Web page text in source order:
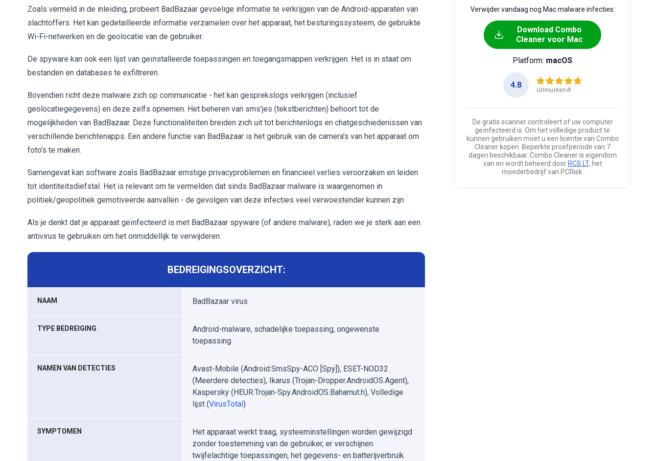
Zoals vermeld in de inleiding, probeert BadBazaar gevoelige informatie te verkrijgen van de Android-apparaten van
slachtoffers. Het kan gedetailleerde informatie verzamelen over het apparaat, het besturingssysteem, de gebruikte
Wi-Fi-netwerken en de geolocatie van de gebruiker.
De spyware kan ook een lijst van geïnstalleerde toepassingen en toegangsmappen verkrijgen. Het is in staat om
bestanden en databases te exfiltreren.
Bovendien richt deze malware zich op communicatie - het kan gesprekslogs verkrijgen (inclusief
geolocatiegegevens) en deze zelfs opnemen. Het beheren van sms'jes (tekstberichten) behoort tot de
mogelijkheden van BadBazaar. Deze functionaliteiten breiden zich uit tot berichtenlogs en chatgeschiedenissen van
verschillende berichtenapps. Een andere functie van BadBazaar is het gebruik van de camera's van het apparaat om
foto's te maken.
Samengevat kan software zoals BadBazaar ernstige privacyproblemen en financieel verlies veroorzaken en leiden
tot identiteitsdiefstal. Het is relevant om te vermelden dat sinds BadBazaar malware is waargenomen in
politiek/geopolitiek gemotiveerde aanvallen - de gevolgen van deze infecties veel verwoestender kunnen zijn.
Als je denkt dat je apparaat geïnfecteerd is met BadBazaar spyware (of andere malware), raden we je sterk aan een
antivirus te gebruiken om het onmiddellijk te verwijderen.
BEDREIGINGSOVERZICHT:
NAAM BadBazaar virus
TYPE BEDREIGING
Android-malware, schadelijke toepassing, ongewenste
toepassing.
NAMEN VAN DETECTIES
Avast-Mobile (Android:SmsSpy-ACO [Spy]), ESET-NOD32
(Meerdere detecties), Ikarus (Trojan-Dropper.AndroidOS.Agent),
Kaspersky (HEUR:Trojan-Spy.AndroidOS.Bahamut.h), Volledige
lijst (VirusTotal)
SYMPTOMEN
Het apparaat werkt traag, systeeminstellingen worden gewijzigd
zonder toestemming van de gebruiker, er verschijnen
twijfelachtige toepassingen, het gegevens- en batterijverbruik
Verwijder vandaag nog Mac malware infecties:
Download Combo
Cleaner voor Mac
Platform: macOS
4.8
Uitmuntend!
De gratis scanner controleert of uw computer
geïnfecteerd is. Om het volledige product te
kunnen gebruiken moet u een licentie van Combo
Cleaner kopen. Beperkte proefperiode van 7
dagen beschikbaar. Combo Cleaner is eigendom
van en wordt beheerd door RCS LT, het
moederbedrijf van PCRisk.